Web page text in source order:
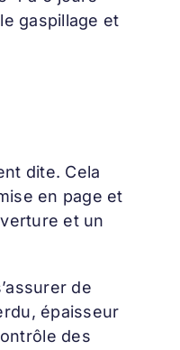
gaspillage et
dite. Cela
en page et
et un
de
épaisseur
des